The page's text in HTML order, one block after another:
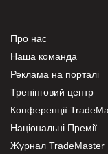
Про нас
Наша команда
Реклама на порталі
Тренінговий центр
Конференції
Національні Премії
Журнал TradeMaster